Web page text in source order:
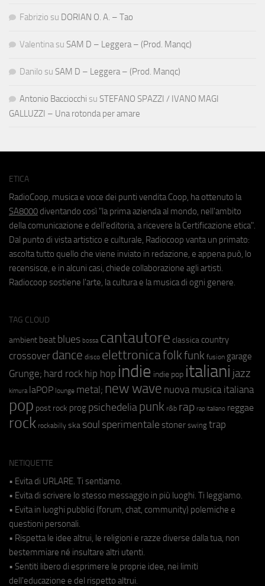
Fabrizio su DORIAN O. A. – Tao
Valentina su SAM D – Leggera – (Prod. Manqc)
Danilo su SAM D – Leggera – (Prod. Manqc)
Antonio Bacciocchi su STEFANO SPAZZI / IVANO MAGI
GALLUZZI – Una rotonda per amare
ETICA
RadioCoop, musica e voce dei punti vendita Coop, ha ottenuto la
SA8000 diventando così "la prima azienda al mondo, nell'ambito
della comunicazione e dell'editoria, a ricevere la Certificazione etica".
Dal punto di vista artistico e culturale, Radiocoop vanta un primato:
ascolta tutto quello che viene inviato in redazione, e appena può, lo
recensisce, e in alcuni casi, chiede collaborazione agli artisti.
Radiocoop sostiene l'arte, la cultura e la musica di ogni genere.
TAG CLOUD
ambient beat blues bossa cantautore classica country
crossover dance disco elettronicafolkfunk fusion garage
Grunge; hard rock hip hop indie indie pop italiani jazz
kimura laPOP lounge metal; new wave nuova musica italiana
pop post rock prog psichedeliapunk r&b rap rap italiano reggae
rock rockabilly ska soul sperimentale stoner swing trap
NETIQUETTE
• Evita di URLARE. Ti sentiamo.
• Evita di scrivere lo stesso messaggio in più luoghi. Ti leggiamo.
• Evita in luoghi pubblici (forum, chat, community) polemiche e
questioni personali.
• Rispetta le idee altrui, le religioni e razze diverse dalla tua, non
bestemmiare né insultare altri utenti.
• Sentiti libero di esprimere le proprie idee, nei limiti
dell'educazione e del rispetto altrui.